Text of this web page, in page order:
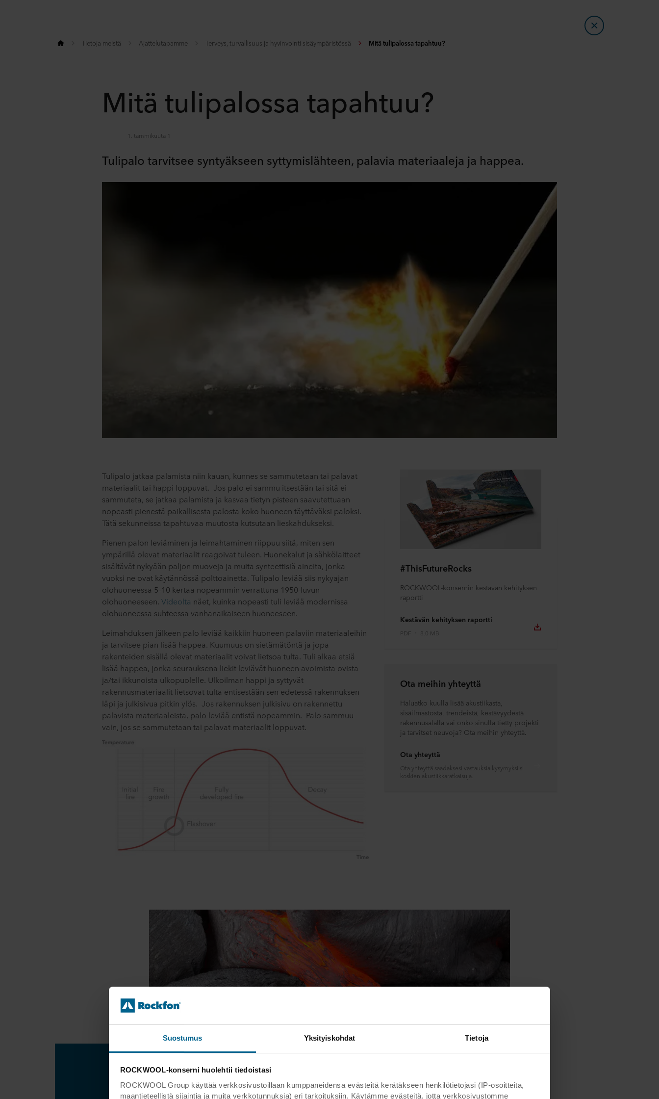
Suostumus Yksityiskohdat Tietoja
ROCKWOOL-konserni huolehtii tiedoistasi
ROCKWOOL Group käyttää verkkosivustoillaan kumppaneidensa evästeitä kerätäkseen henkilötietojasi (IP-osoitteita,
maantieteellistä sijaintia ja muita verkkotunnuksia) eri tarkoituksiin. Käytämme evästeitä, jotta verkkosivustomme
Tietoja meistä Ajattelutapamme Terveys, turvallisuus ja hyvinvointi sisäympäristössä Mitä tulipalossa tapahtuu?
Mitä tulipalossa tapahtuu?
1. tammikuuta 1
Tulipalo tarvitsee syntyäkseen syttymislähteen, palavia materiaaleja ja happea.
Tulipalo jatkaa palamista niin kauan, kunnes se sammutetaan tai palavat
materiaalit tai happi loppuvat. Jos palo ei sammu itsestään tai sitä ei
sammuteta, se jatkaa palamista ja kasvaa tietyn pisteen saavutettuaan
nopeasti pienestä paikallisesta palosta koko huoneen täyttäväksi paloksi.
Tätä sekunneissa tapahtuvaa muutosta kutsutaan lieskahdukseksi.
Pienen palon leviäminen ja leimahtaminen riippuu siitä, miten sen
ympärillä olevat materiaalit reagoivat tuleen. Huonekalut ja sähkölaitteet
sisältävät nykyään paljon muoveja ja muita synteettisiä aineita, jonka
vuoksi ne ovat käytännössä polttoainetta. Tulipalo leviää siis nykyajan
olohuoneessa 5–10 kertaa nopeammin verrattuna 1950-luvun
olohuoneeseen. Videolta näet, kuinka nopeasti tuli leviää modernissa
olohuoneessa suhteessa vanhanaikaiseen huoneeseen.
Leimahduksen jälkeen palo leviää kaikkiin huoneen palaviin materiaaleihin
ja tarvitsee pian lisää happea. Kuumuus on sietämätöntä ja jopa
rakenteiden sisällä olevat materiaalit voivat lietsoa tulta. Tuli alkaa etsiä
lisää happea, jonka seurauksena liekit leviävät huoneen avoimista ovista
ja/tai ikkunoista ulkopuolelle. Ulkoilman happi ja syttyvät
rakennusmateriaalit lietsovat tulta entisestään sen edetessä rakennuksen
läpi ja julkisivua pitkin ylös. Jos rakennuksen julkisivu on rakennettu
palavista materiaaleista, palo leviää entistä nopeammin. Palo sammuu
vain, jos se sammutetaan tai palavat materiaalit loppuvat.
#ThisFutureRocks
ROCKWOOL-konsernin kestävän kehityksen
raportti
Kestävän kehityksen raportti
PDF 8.0 MB
Ota meihin yhteyttä
Haluatko kuulla lisää akustiikasta,
sisäilmastosta, trendeistä, kestävyydestä
rakennusalalla vai onko sinulla tietty projekti
ja tarvitset neuvoja? Ota meihin yhteyttä.
Ota yhteyttä
Ota yhteyttä saadaksesi vastauksia kysymyksiisi
koskien akustiikkaratkaisuja.